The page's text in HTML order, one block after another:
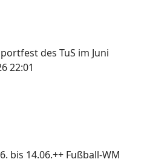
des TuS im Juni
22:01
bis 14.06.++ Fußball-WM